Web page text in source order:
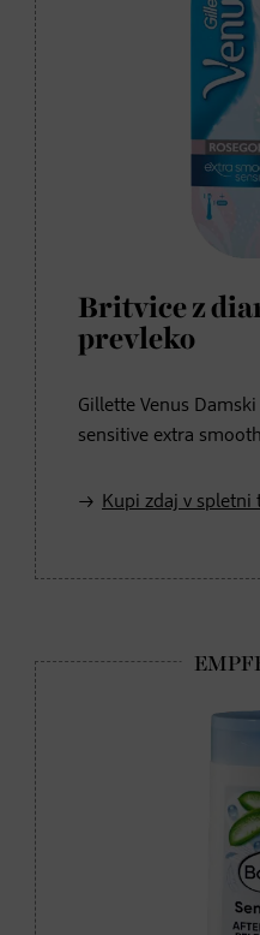
Britvice z
prevleko
Gillette Venus
sensitive extra
Kupi zdaj v